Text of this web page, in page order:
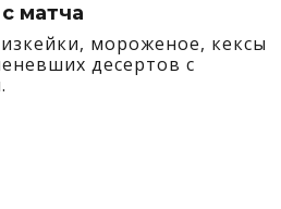
матча
мороженое, кексы
десертов с